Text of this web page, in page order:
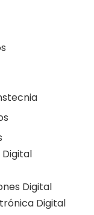
Digital
Digital